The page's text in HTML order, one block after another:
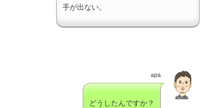
手が出ない。
apa
どうしたんですか？